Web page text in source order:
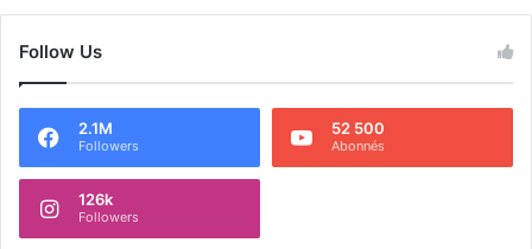
Follow Us
2.1M
Followers
52 500
Abonnés
126k
Followers